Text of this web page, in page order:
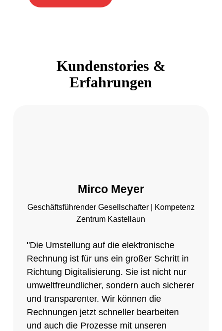
Kundenstories &
Erfahrungen
Mirco Meyer
Geschäftsführender Gesellschafter | Kompetenz
Zentrum Kastellaun
"Die Umstellung auf die elektronische
Rechnung ist für uns ein großer Schritt in
Richtung Digitalisierung. Sie ist nicht nur
umweltfreundlicher, sondern auch sicherer
und transparenter. Wir können die
Rechnungen jetzt schneller bearbeiten
und auch die Prozesse mit unseren